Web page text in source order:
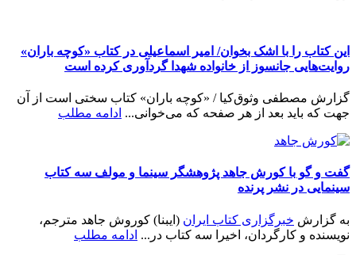
این کتاب را با اشک بخوان/ امیر اسماعیلی در کتاب «کوچه باران»
روایت‌هایی جانسوز از خانواده شهدا گردآوری کرده است
گزارش مصطفی وثوق‌کیا / «کوچه باران» کتاب سختی است از آن
جهت که باید بعد از هر صفحه که می‌خوانی... ادامه مطلب
گفت و گو با کورش جاهد پژوهشگر سینما و مولف سه کتاب
سینمایی در نشر پرنده
به گزارش خبرگزاری کتاب ایران (ایبنا) کوروش جاهد مترجم،
نویسنده و کارگردان، اخیرا سه کتاب در... ادامه مطلب